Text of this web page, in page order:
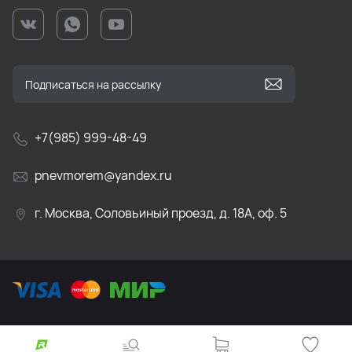
+7(985) 999-48-49
pnevmorem@yandex.ru
г. Москва, Соловьиный проезд, д. 18А, оф. 5